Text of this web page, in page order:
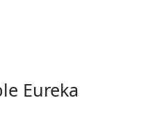
Eureka